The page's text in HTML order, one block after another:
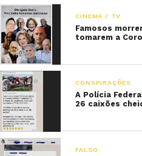
CINEMA / TV
Famosos
tomarem a
CONSPIRAÇÕES
A Polícia
26 caixões
FALSO